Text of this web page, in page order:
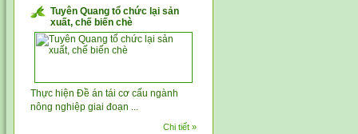
Tuyên Quang tổ chức lại sản
xuất, chế biến chè
Thực hiện Đề án tái cơ cấu ngành
nông nghiệp giai đoạn ...
Chi tiết »